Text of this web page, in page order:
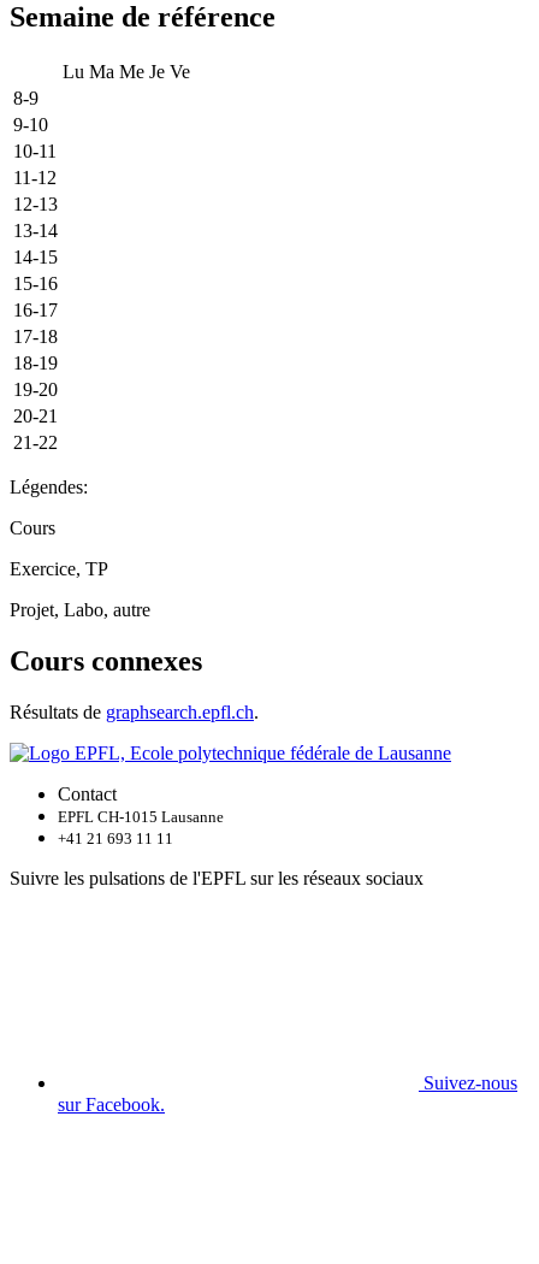
Semaine de référence
Lu Ma Me Je Ve
8-9
9-10
10-11
11-12
12-13
13-14
14-15
15-16
16-17
17-18
18-19
19-20
20-21
21-22
Légendes:
Cours
Exercice, TP
Projet, Labo, autre
Cours connexes
Résultats de graphsearch.epfl.ch.
Contact
EPFL CH-1015 Lausanne
+41 21 693 11 11
Suivre les pulsations de l'EPFL sur les réseaux sociaux
Suivez-nous
sur Facebook.